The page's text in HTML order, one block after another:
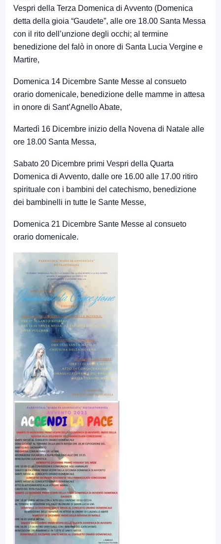
Vespri della Terza Domenica di Avvento (Domenica
detta della gioia “Gaudete”, alle ore 18.00 Santa Messa
con il rito dell’unzione degli occhi; al termine
benedizione del falò in onore di Santa Lucia Vergine e
Martire,
Domenica 14 Dicembre Sante Messe al consueto
orario domenicale, benedizione delle mamme in attesa
in onore di Sant’Agnello Abate,
Martedì 16 Dicembre inizio della Novena di Natale alle
ore 18.00 Santa Messa,
Sabato 20 Dicembre primi Vespri della Quarta
Domenica di Avvento, dalle ore 16.00 alle 17.00 ritiro
spirituale con i bambini del catechismo, benedizione
dei bambinelli in tutte le Sante Messe,
Domenica 21 Dicembre Sante Messe al consueto
orario domenicale.